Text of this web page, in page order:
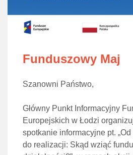
Funduszowy Maj
Szanowni Państwo,
Główny Punkt Informacyjny
Europejskich w Łodzi
spotkanie informacyjne pt. „Od
do realizacji: Skąd wziąć